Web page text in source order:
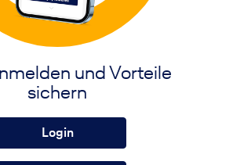
und Vorteile
sichern
Login